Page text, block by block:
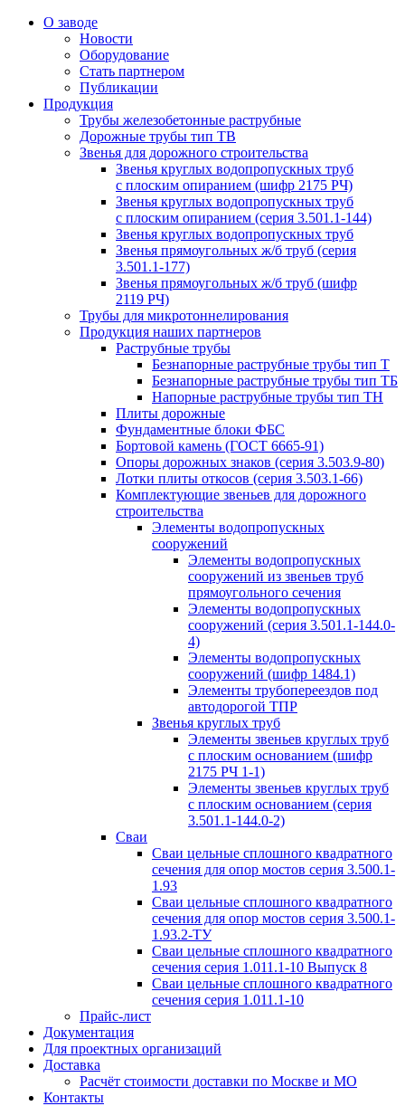
О заводе
Новости
Оборудование
Стать партнером
Публикации
Продукция
Трубы железобетонные раструбные
Дорожные трубы тип ТВ
Звенья для дорожного строительства
Звенья круглых водопропускных труб
с плоским опиранием (шифр 2175 РЧ)
Звенья круглых водопропускных труб
с плоским опиранием (серия 3.501.1-144)
Звенья круглых водопропускных труб
Звенья прямоугольных ж/б труб (cерия
3.501.1-177)
Звенья прямоугольных ж/б труб (шифр
2119 РЧ)
Трубы для микротоннелирования
Продукция наших партнеров
Раструбные трубы
Безнапорные раструбные трубы тип Т
Безнапорные раструбные трубы тип ТБ
Напорные раструбные трубы тип ТН
Плиты дорожные
Фундаментные блоки ФБС
Бортовой камень (ГОСТ 6665-91)
Опоры дорожных знаков (серия 3.503.9-80)
Лотки плиты откосов (серия 3.503.1-66)
Комплектующие звеньев для дорожного
строительства
Элементы водопропускных
сооружений
Элементы водопропускных
сооружений из звеньев труб
прямоугольного сечения
Элементы водопропускных
сооружений (серия 3.501.1-144.0-
4)
Элементы водопропускных
сооружений (шифр 1484.1)
Элементы трубопереездов под
автодорогой ТПР
Звенья круглых труб
Элементы звеньев круглых труб
с плоским основанием (шифр
2175 РЧ 1-1)
Элементы звеньев круглых труб
с плоским основанием (серия
3.501.1-144.0-2)
Сваи
Сваи цельные сплошного квадратного
сечения для опор мостов серия 3.500.1-
1.93
Сваи цельные сплошного квадратного
сечения для опор мостов серия 3.500.1-
1.93.2-ТУ
Сваи цельные сплошного квадратного
сечения серия 1.011.1-10 Выпуск 8
Сваи цельные сплошного квадратного
сечения серия 1.011.1-10
Прайс-лист
Документация
Для проектных организаций
Доставка
Расчёт стоимости доставки по Москве и МО
Контакты